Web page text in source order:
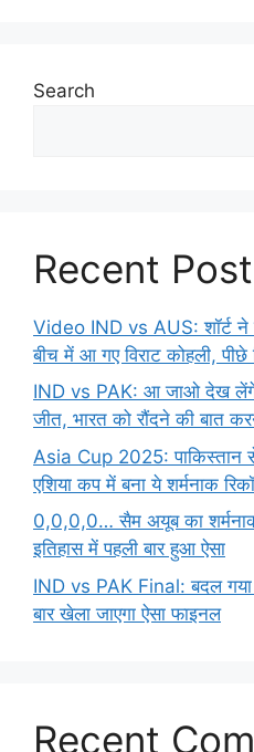
Search
Recent
Video IND vs AUS: शॉर्ट ने
बीच में आ गए विराट कोहली,
IND vs PAK: आ जाओ देख
जीत, भारत को रौंदने की बात
Asia Cup 2025: पाकिस्तान
एशिया कप में बना ये शर्मनाक
0,0,0,0… सैम अयूब का शर्मनाक
इतिहास में पहली बार हुआ ऐसा
IND vs PAK Final: बदल गया
बार खेला जाएगा ऐसा फाइनल
Recent